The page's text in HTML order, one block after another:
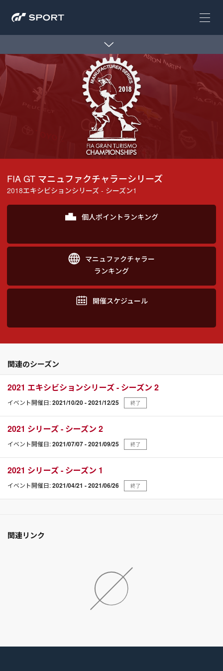
FIA GT マニュファクチャラーシリーズ
2018エキシビションシリーズ - シーズン1
個人ポイントランキング
マニュファクチャラー
ランキング
開催スケジュール
関連のシーズン
2021 エキシビションシリーズ - シーズン 2
イベント開催日:2021/10/20 - 2021/12/25 終了
2021 シリーズ - シーズン 2
イベント開催日:2021/07/07 - 2021/09/25 終了
2021 シリーズ - シーズン 1
イベント開催日:2021/04/21 - 2021/06/26 終了
関連リンク